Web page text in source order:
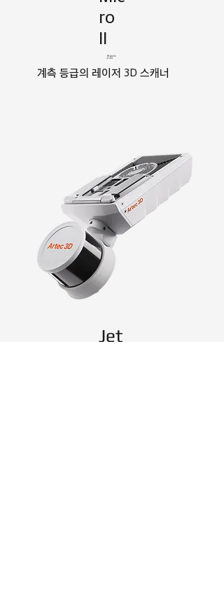
ro
II
Metrolo
gy Kit
계측 등급의 레이저 3D 스캐너
Jet